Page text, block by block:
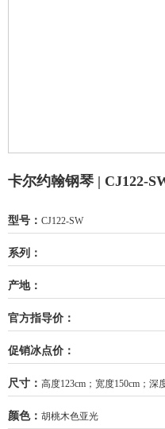
卡尔约翰钢琴 | CJ122-
型号： CJ122-SW
系列：
产地：
官方指导价：
促销冰点价：
尺寸： 高度123cm；宽度150cm；深
颜色： 胡桃木色亚光